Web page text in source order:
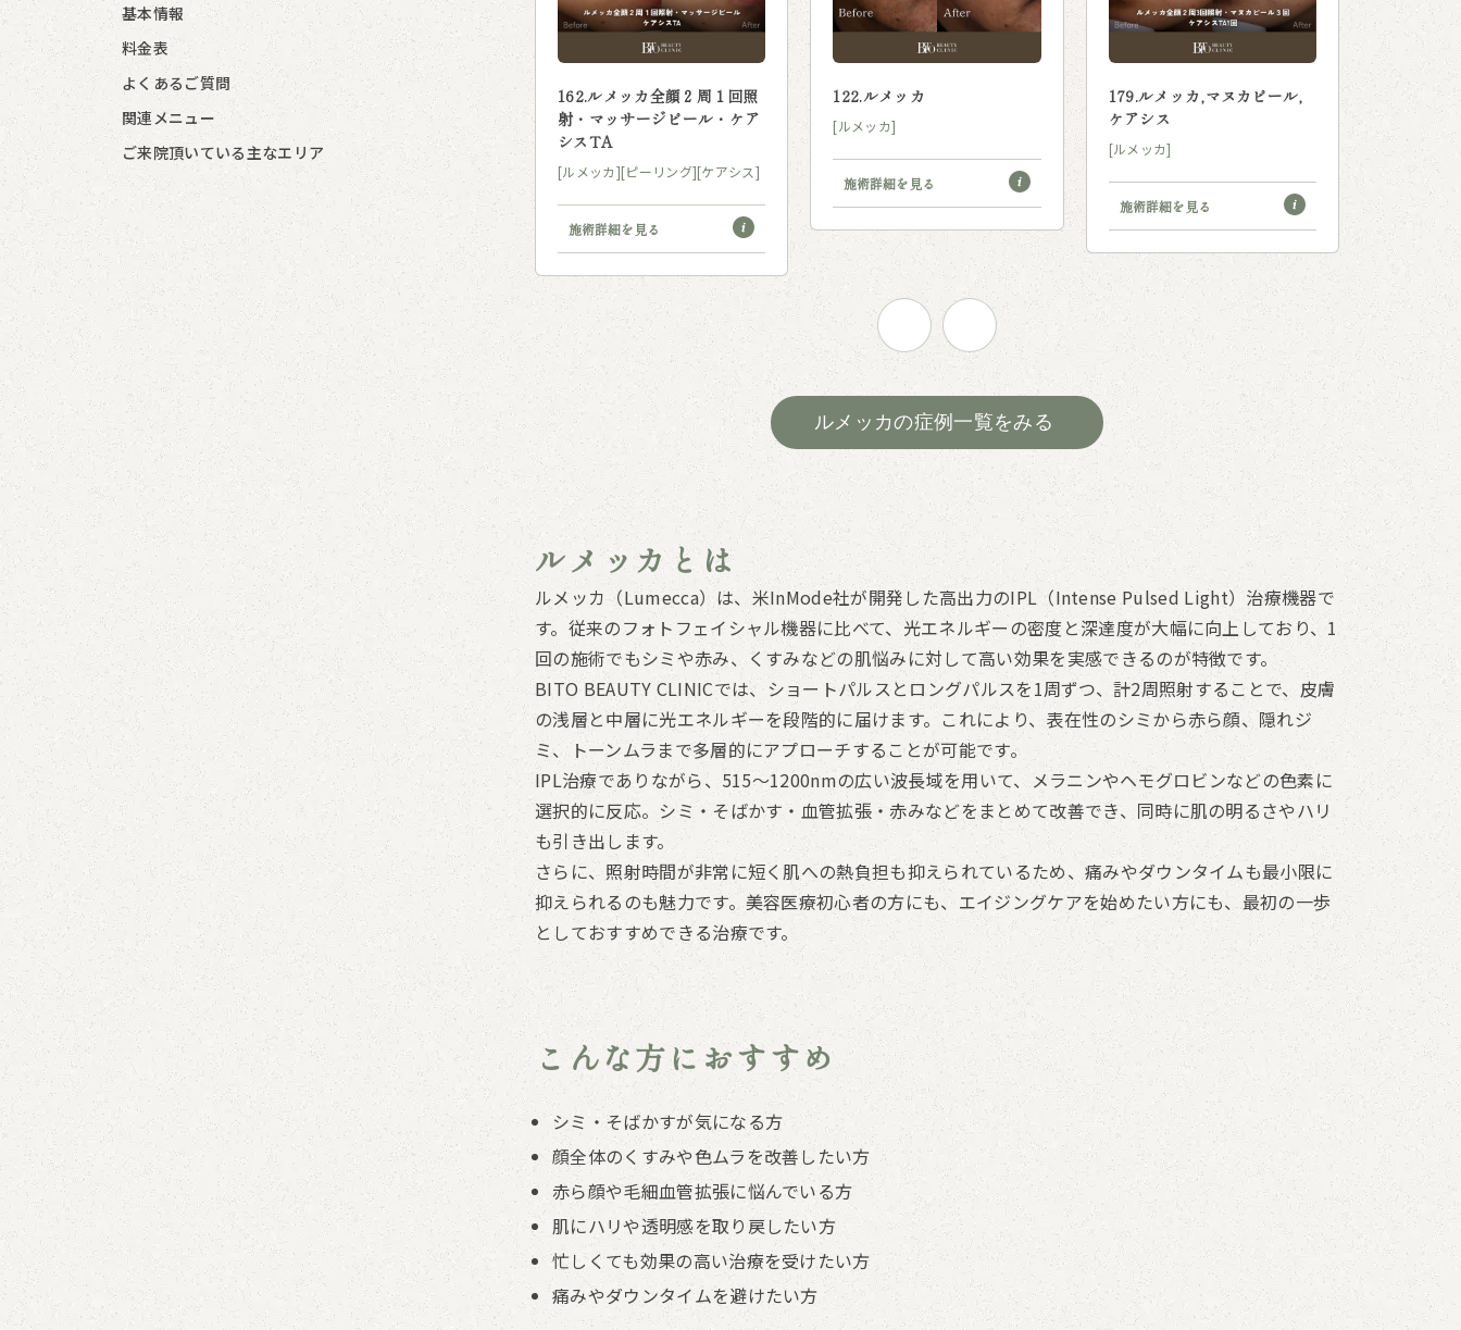
基本情報
料金表
よくあるご質問
関連メニュー
ご来院頂いている主なエリア
162.ルメッカ全顔２周１回照
射・マッサージピール・ケア
シスTA
[ルメッカ][ピーリング][ケアシス]
施術詳細を見る
122.ルメッカ
[ルメッカ]
施術詳細を見る
179.ルメッカ,マヌカピール,
ケアシス
[ルメッカ]
施術詳細を見る
133.ルメ
[ルメッカ]
施術詳細
ルメッカの症例一覧をみる
ルメッカとは
ルメッカ（Lumecca）は、米InMode社が開発した高出力のIPL（Intense Pulsed Light）治療機器で
す。従来のフォトフェイシャル機器に比べて、光エネルギーの密度と深達度が大幅に向上しており、1
回の施術でもシミや赤み、くすみなどの肌悩みに対して高い効果を実感できるのが特徴です。
BITO BEAUTY CLINICでは、ショートパルスとロングパルスを1周ずつ、計2周照射することで、皮膚
の浅層と中層に光エネルギーを段階的に届けます。これにより、表在性のシミから赤ら顔、隠れジ
ミ、トーンムラまで多層的にアプローチすることが可能です。
IPL治療でありながら、515〜1200nmの広い波長域を用いて、メラニンやヘモグロビンなどの色素に
選択的に反応。シミ・そばかす・血管拡張・赤みなどをまとめて改善でき、同時に肌の明るさやハリ
も引き出します。
さらに、照射時間が非常に短く肌への熱負担も抑えられているため、痛みやダウンタイムも最小限に
抑えられるのも魅力です。美容医療初心者の方にも、エイジングケアを始めたい方にも、最初の一歩
としておすすめできる治療です。
こんな方におすすめ
シミ・そばかすが気になる方
顔全体のくすみや色ムラを改善したい方
赤ら顔や毛細血管拡張に悩んでいる方
肌にハリや透明感を取り戻したい方
忙しくても効果の高い治療を受けたい方
痛みやダウンタイムを避けたい方